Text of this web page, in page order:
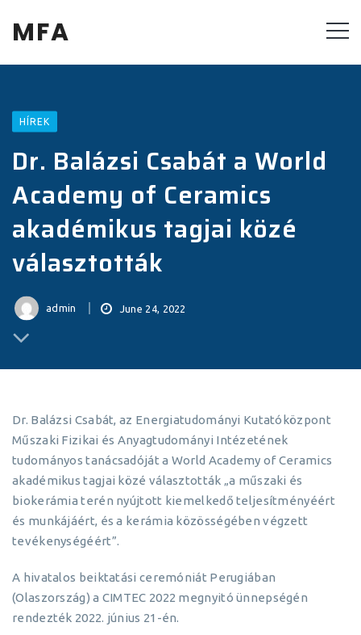
MFA
HÍREK
Dr. Balázsi Csabát a World
Academy of Ceramics
akadémikus tagjai közé
választották
admin June 24, 2022
Dr. Balázsi Csabát, az Energiatudományi Kutatóközpont
Műszaki Fizikai és Anyagtudományi Intézetének
tudományos tanácsadóját a World Academy of Ceramics
akadémikus tagjai közé választották „a műszaki és
biokerámia terén nyújtott kiemelkedő teljesítményéért
és munkájáért, és a kerámia közösségében végzett
tevékenységéért”.
A hivatalos beiktatási ceremóniát Perugiában
(Olaszország) a CIMTEC 2022 megnyitó ünnepségén
rendezték 2022. június 21-én.